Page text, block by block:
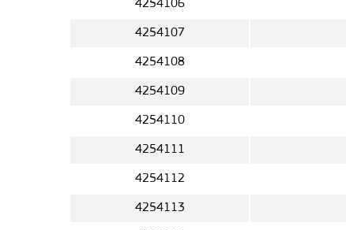
4254106
4254107
4254108
4254109
4254110
4254111
4254112
4254113